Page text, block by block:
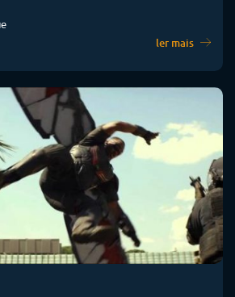
ler mais